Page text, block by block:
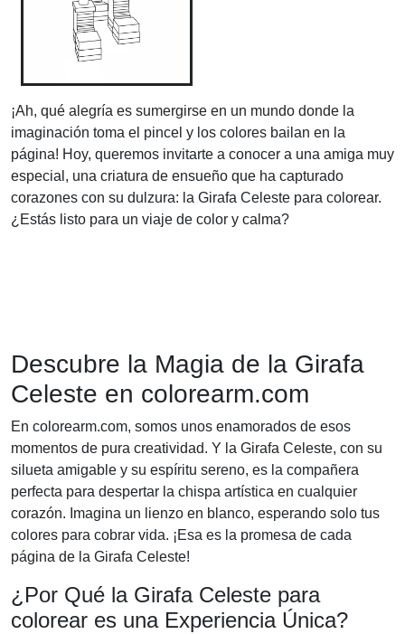
¡Ah, qué alegría es sumergirse en un mundo donde la
imaginación toma el pincel y los colores bailan en la
página! Hoy, queremos invitarte a conocer a una amiga muy
especial, una criatura de ensueño que ha capturado
corazones con su dulzura: la Girafa Celeste para colorear.
¿Estás listo para un viaje de color y calma?
Descubre la Magia de la Girafa
Celeste en colorearm.com
En colorearm.com, somos unos enamorados de esos
momentos de pura creatividad. Y la Girafa Celeste, con su
silueta amigable y su espíritu sereno, es la compañera
perfecta para despertar la chispa artística en cualquier
corazón. Imagina un lienzo en blanco, esperando solo tus
colores para cobrar vida. ¡Esa es la promesa de cada
página de la Girafa Celeste!
¿Por Qué la Girafa Celeste para
colorear es una Experiencia Única?